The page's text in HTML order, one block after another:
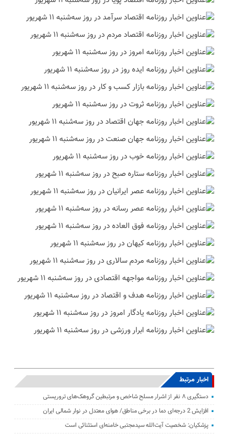
اخبار مرتبط
دستگیری ۸ نفر از اشرار مسلح شاخص و مرتبطین گروهک‌های تروریستی
افزایش 2 درجه‌ای دما در برخی مناطق/ هوای معتدل در نوار شمالی ایران
پزشکیان: شخصیت آیت‌الله سیدمجتبی خامنه‌ای استثنائی است